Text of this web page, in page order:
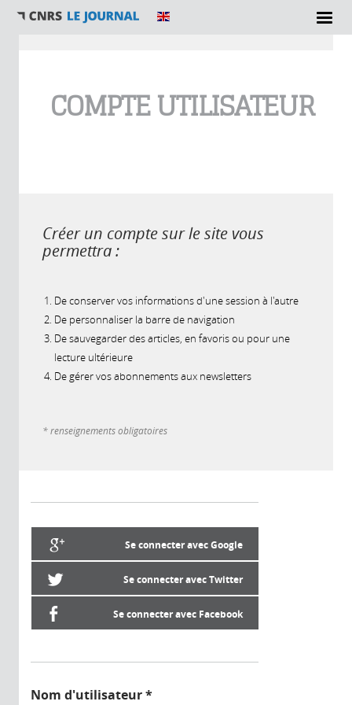
COMPTE UTILISATEUR
Créer un compte sur le site vous
permettra :
De conserver vos informations d'une session à l'autre
De personnaliser la barre de navigation
De sauvegarder des articles, en favoris ou pour une
lecture ultérieure
De gérer vos abonnements aux newsletters
* renseignements obligatoires
Se connecter avec Google
Se connecter avec Twitter
Se connecter avec Facebook
Nom d'utilisateur*